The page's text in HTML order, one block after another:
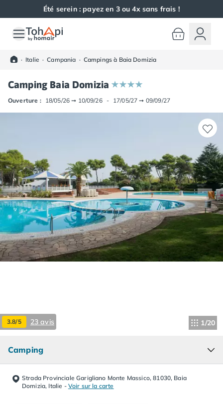
Été serein : payez en 3 ou 4x sans frais !
Toutes nos destinations
Camping Alsace
Camping Haut-Rhin
Camping Colmar
Camping Mulhouse
Camping Dordogne
Camping Carsac-Aillac
Camping Les Eyzies-de-Tayac-Sireuil
Camping Sarlat
Camping Gironde
Camping Bordeaux
Camping Carcans
Camping Hourtin
Camping Lacanau
Camping Soulac sur Mer
Camping Hossegor
Camping Messanges
Camping Sanguinet
Camping Seignosse
Camping Vieux Boucau les Bains
Camping Pyrénées Atlantiques
· Italie · Campania · Campings à Baia Domizia
Camping Baia Domizia
Ouverture : 18/05/26 ➞ 10/09/26 - 17/05/27 ➞ 09/09/27
3.8/5 23 avis 1/20
Camping
Strada Provinciale Garigliano Monte Massico, 81030, Baia
Domizia, Italie - Voir sur la carte